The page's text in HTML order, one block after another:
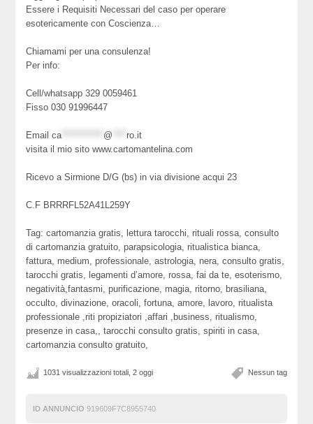
Essere i Requisiti Necessari del caso per operare
esotericamente con Coscienza…
Chiamami per una consulenza!
Per info:
Cell/whatsapp 329 0059461
Fisso 030 91996447
Emailca @
ro.it
visita il mio sito www.cartomantelina.com
Ricevo a Sirmione D/G (bs) in via divisione acqui 23
C.F BRRRFL52A41L259Y
Tag: cartomanzia gratis, lettura tarocchi, rituali rossa, consulto
di cartomanzia gratuito, parapsicologia, ritualistica bianca,
fattura, medium, professionale, astrologia, nera, consulto gratis,
tarocchi gratis, legamenti d’amore, rossa, fai da te, esoterismo,
negatività,fantasmi, purificazione, magia, ritorno, brasiliana,
occulto, divinazione, oracoli, fortuna, amore, lavoro, ritualista
professionale ,riti propiziatori ,affari ,business, ritualismo,
presenze in casa,, tarocchi consulto gratis, spiriti in casa,
cartomanzia consulto gratuito,
Nessun tag
1031 visualizzazioni totali, 2 oggi
ID ANNUNCIO 919609F7C8955740